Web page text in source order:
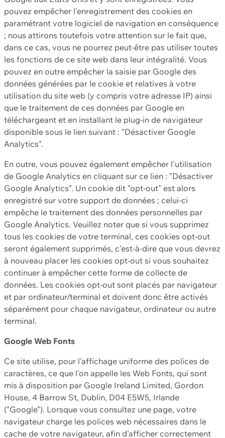
pouvez empêcher l'enregistrement des cookies en
paramétrant votre logiciel de navigation en conséquence
; nous attirons toutefois votre attention sur le fait que,
dans ce cas, vous ne pourrez peut-être pas utiliser toutes
les fonctions de ce site web dans leur intégralité. Vous
pouvez en outre empêcher la saisie par Google des
données générées par le cookie et relatives à votre
utilisation du site web (y compris votre adresse IP) ainsi
que le traitement de ces données par Google en
téléchargeant et en installant le plug-in de navigateur
disponible sous le lien suivant : "Désactiver Google
Analytics".
En outre, vous pouvez également empêcher l'utilisation
de Google Analytics en cliquant sur ce lien : "Désactiver
Google Analytics". Un cookie dit "opt-out" est alors
enregistré sur votre support de données ; celui-ci
empêche le traitement des données personnelles par
Google Analytics. Veuillez noter que si vous supprimez
tous les cookies de votre terminal, ces cookies opt-out
seront également supprimés, c'est-à-dire que vous devrez
à nouveau placer les cookies opt-out si vous souhaitez
continuer à empêcher cette forme de collecte de
données. Les cookies opt-out sont placés par navigateur
et par ordinateur/terminal et doivent donc être activés
séparément pour chaque navigateur, ordinateur ou autre
terminal.
Google Web Fonts
Ce site utilise, pour l'affichage uniforme des polices de
caractères, ce que l'on appelle les Web Fonts, qui sont
mis à disposition par Google Ireland Limited, Gordon
House, 4 Barrow St, Dublin, D04 E5W5, Irlande
("Google"). Lorsque vous consultez une page, votre
navigateur charge les polices web nécessaires dans le
cache de votre navigateur, afin d'afficher correctement